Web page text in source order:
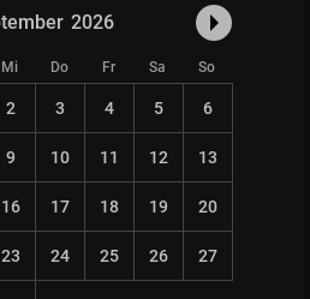
2026
Mi Do Fr Sa So
2 3 4 5 6
9 10 11 12 13
16 17 18 19 20
23 24 25 26 27